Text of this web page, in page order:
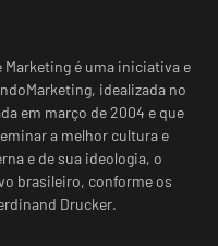
Marketing é uma iniciativa e
idealizada no
em março de 2004 e que
a melhor cultura e
e de sua ideologia, o
brasileiro, conforme os
Drucker.